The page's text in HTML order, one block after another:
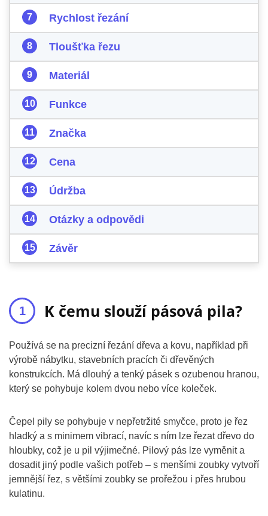
Rychlost řezání
Tloušťka řezu
Materiál
Funkce
Značka
Cena
Údržba
Otázky a odpovědi
Závěr
K čemu slouží pásová pila?
Používá se na precizní řezání dřeva a kovu, například při
výrobě nábytku, stavebních pracích či dřevěných
konstrukcích. Má dlouhý a tenký pásek s ozubenou hranou,
který se pohybuje kolem dvou nebo více koleček.
Čepel pily se pohybuje v nepřetržité smyčce, proto je řez
hladký a s minimem vibrací, navíc s ním lze řezat dřevo do
hloubky, což je u pil výjimečné. Pilový pás lze vyměnit a
dosadit jiný podle vašich potřeb – s menšími zoubky vytvoří
jemnější řez, s většími zoubky se prořežou i přes hrubou
kulatinu.